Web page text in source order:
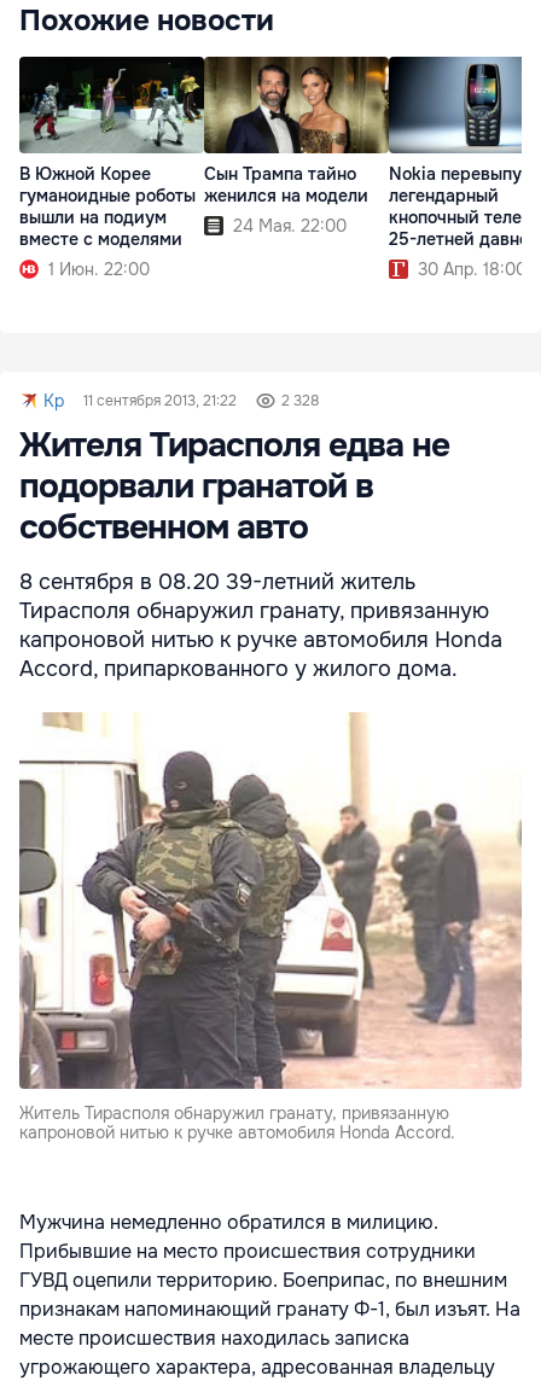
Похожие новости
В Южной Корее
гуманоидные роботы
вышли на подиум
вместе с моделями
1 Июн. 22:00
Сын Трампа тайно
женился на модели
24 Мая. 22:00
Nokia
легендарный
кнопочный
25-летней
30 Апр. 18:00
Kp 11 сентября 2013, 21:22 2 328
Жителя Тирасполя едва не
подорвали гранатой в
собственном авто
8 сентября в 08.20 39-летний житель
Тирасполя обнаружил гранату, привязанную
капроновой нитью к ручке автомобиля Honda
Accord, припаркованного у жилого дома.
Житель Тирасполя обнаружил гранату, привязанную
капроновой нитью к ручке автомобиля Honda Accord.
Мужчина немедленно обратился в милицию.
Прибывшие на место происшествия сотрудники
ГУВД оцепили территорию. Боеприпас, по внешним
признакам напоминающий гранату Ф-1, был изъят. На
месте происшествия находилась записка
угрожающего характера, адресованная владельцу